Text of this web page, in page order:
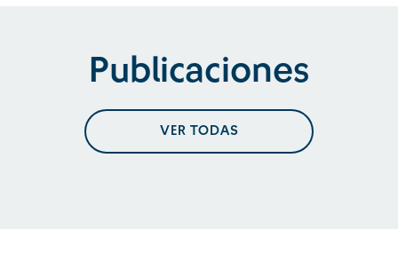
Publicaciones
VER TODAS